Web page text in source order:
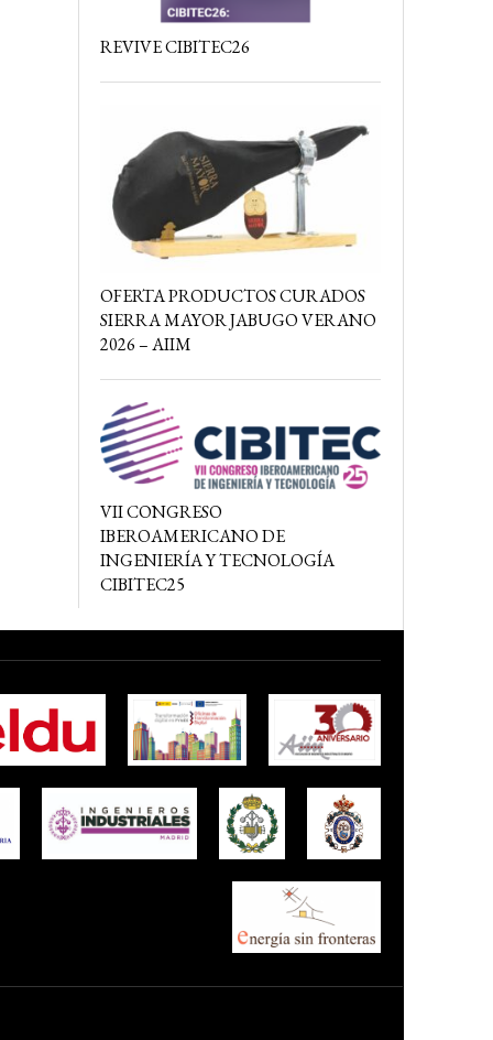
REVIVE CIBITEC26
OFERTA PRODUCTOS CURADOS
SIERRA MAYOR JABUGO VERANO
2026 – AIIM
VII CONGRESO
IBEROAMERICANO DE
INGENIERÍA Y TECNOLOGÍA
CIBITEC25